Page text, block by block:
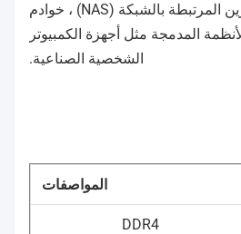
الشبكات، خوادم التخزين المرتبطة بالشبكة (NAS) ، خوادم
المدمجة مثل أجهزة الكمبيوتر
الشخصية الصناعية.
المواصفات
DDR4